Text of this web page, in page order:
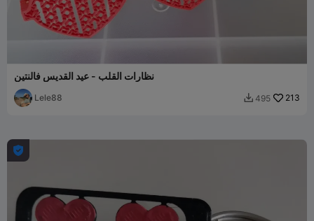
نظارات القلب - عيد القديس فالنتين
Lele88  495 213
